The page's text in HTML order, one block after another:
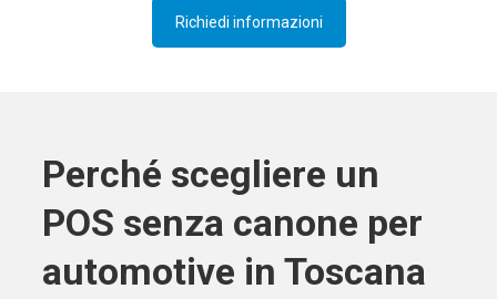
Richiedi informazioni
Perché scegliere un
POS senza canone per
automotive in Toscana